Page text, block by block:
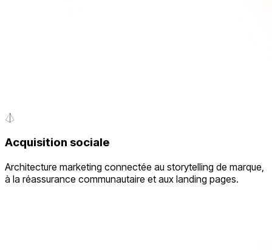
Acquisition sociale
Architecture marketing connectée au storytelling de marque,
à la réassurance communautaire et aux landing pages.